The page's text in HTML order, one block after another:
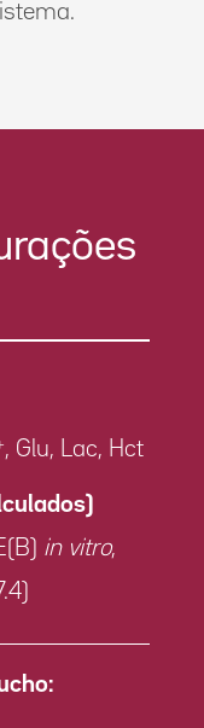
, Glu, Lac, Hct
in vitro,